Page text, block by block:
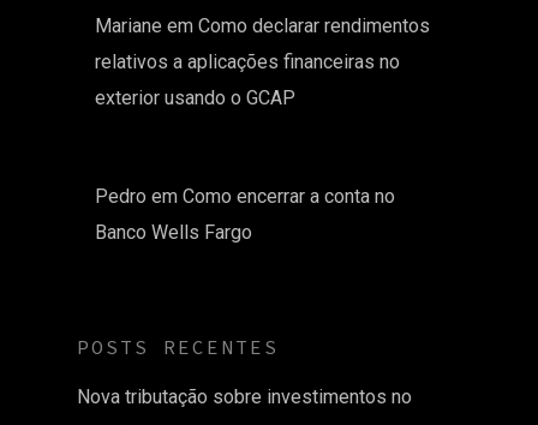
Mariane em Como declarar rendimentos
relativos a aplicações financeiras no
exterior usando o GCAP
Pedro em Como encerrar a conta no
Banco Wells Fargo
POSTS RECENTES
Nova tributação sobre investimentos no